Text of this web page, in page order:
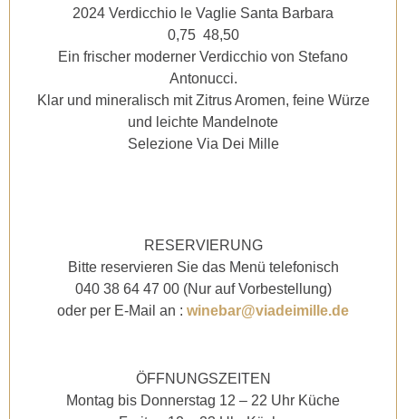
2024 Verdicchio le Vaglie Santa Barbara
0,75 48,50
Ein frischer moderner Verdicchio von Stefano
Antonucci.
Klar und mineralisch mit Zitrus Aromen, feine Würze
und leichte Mandelnote
Selezione Via Dei Mille
RESERVIERUNG
Bitte reservieren Sie das Menü telefonisch
040 38 64 47 00 (Nur auf Vorbestellung)
oder per E-Mail an : winebar@viadeimille.de
ÖFFNUNGSZEITEN
Montag bis Donnerstag 12 – 22 Uhr Küche